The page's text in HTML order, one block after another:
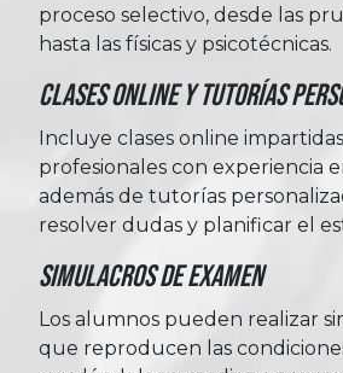
proceso selectivo, desde las
hasta las físicas y psicotécnicas.
Clases Online y Tutorías
Incluye clases online
profesionales con experiencia
además de tutorías
resolver dudas y planificar el
Simulacros de Examen
Los alumnos pueden realizar
que reproducen las